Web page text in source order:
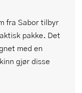
fra Sabor tilbyr
pakke. Det
med en
gjør disse